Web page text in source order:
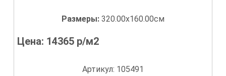
Размеры: 320.00x160.00см
Цена: 14365 р/м2
Артикул: 105491